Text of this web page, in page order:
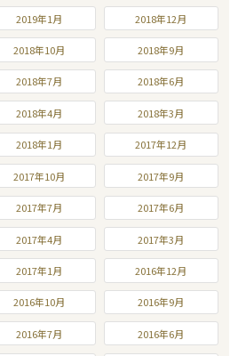
2019年1月 2018年12月
2018年10月 2018年9月
2018年7月 2018年6月
2018年4月 2018年3月
2018年1月 2017年12月
2017年10月 2017年9月
2017年7月 2017年6月
2017年4月 2017年3月
2017年1月 2016年12月
2016年10月 2016年9月
2016年7月 2016年6月